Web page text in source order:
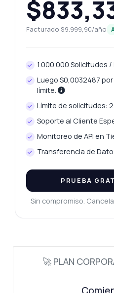
Facturado $9.999,90/año
1.000.000 Solicitudes /
Luego $0,0032487
límite.
Límite de solicitudes:
Soporte al Cliente
Monitoreo de API en
Transferencia de
PRUEBA
Sin compromiso.
🚀 PLAN
Pregunta lo que
¡Hola! Pregúntame lo
de IP API — endpoints,
integración, lo que
¿Cómo obtengo el
¿Cómo se categoriza
Muéstrame un ejemplo